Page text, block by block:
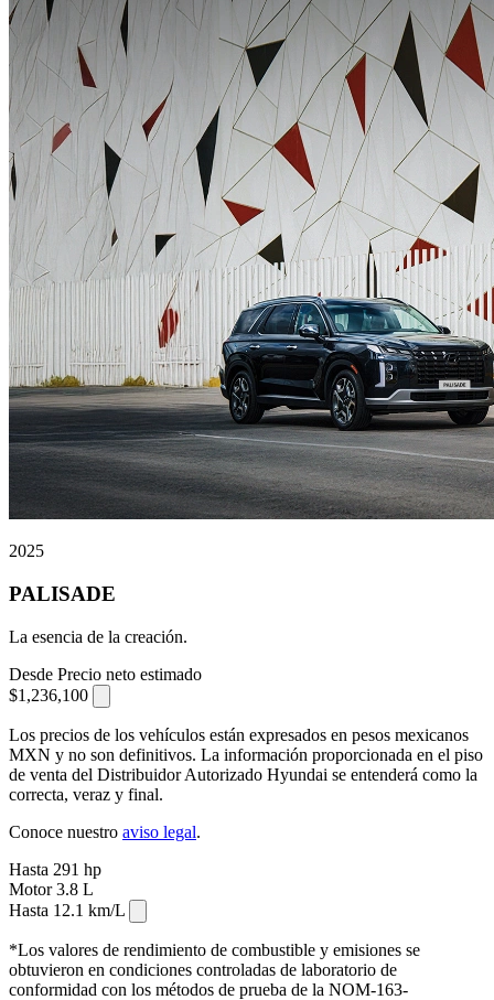
2025
PALISADE
La esencia de la creación.
Desde Precio neto estimado
$1,236,100
Los precios de los vehículos están expresados en pesos mexicanos
MXN y no son definitivos. La información proporcionada en el piso
de venta del Distribuidor Autorizado Hyundai se entenderá como la
correcta, veraz y final.
Conoce nuestro aviso legal.
Hasta 291 hp
Motor 3.8 L
Hasta 12.1 km/L
*Los valores de rendimiento de combustible y emisiones se
obtuvieron en condiciones controladas de laboratorio de
conformidad con los métodos de prueba de la NOM-163-